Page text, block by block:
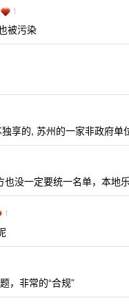
1
被污染
享的, 苏州的一家非政府
没一定要统一名单，本地
1
，非常的“合规”